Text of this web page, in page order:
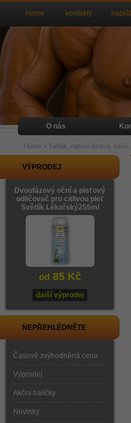
VÝPRODEJ
Dvoufázový oční a pleťový
odličovač pro citlivou pleť
Světlík Lékařský255ml
od 85 Kč
další výprodej
NEPŘEHLÉDNĚTE
Časově zvýhodněná cena
Výprodej
Akční balíčky
Novinky
home kontakty
O nás
Home > Tuňák, nativní strava,